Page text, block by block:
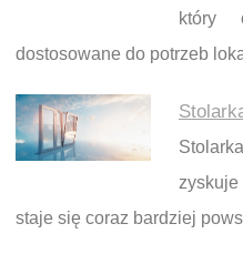
który
dostosowane do potrzeb
staje się coraz bardziej